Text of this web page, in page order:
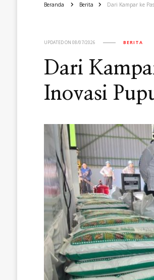
Beranda Berita Dari Kampar ke
UPDATED ON 08/07/2026 BERITA
Dari
Inovasi